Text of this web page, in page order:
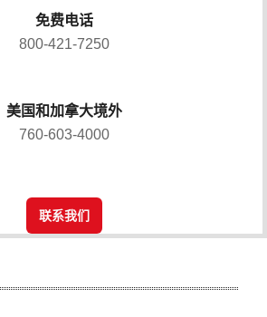
免费电话
800-421-7250
美国和加拿大境外
760-603-4000
联系我们